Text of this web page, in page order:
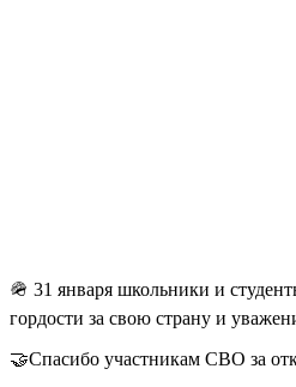
🪖 31 января школьники и
гордости за свою страну и
🤝Спасибо участникам СВО за